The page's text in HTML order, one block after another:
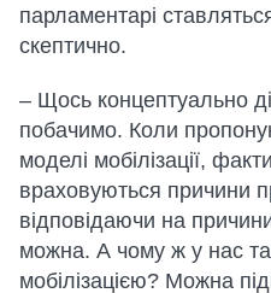
парламентарі
скептично.
– Щось концептуально
побачимо. Коли
моделі мобілізації,
враховуються причини
відповідаючи на
можна. А чому ж у нас
мобілізацією? Можна